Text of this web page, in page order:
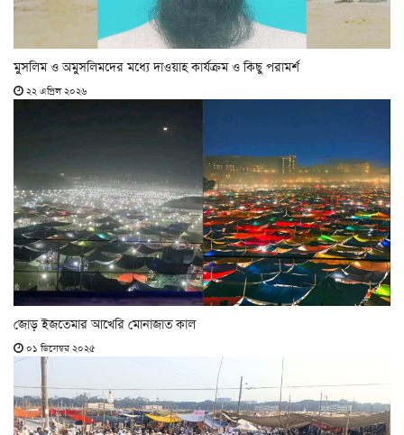
মুসলিম ও অমুসলিমদের মধ্যে দাওয়াহ কার্যক্রম ও কিছু পরামর্শ
২২ এপ্রিল ২০২৬
জোড় ইজতেমার আখেরি মোনাজাত কাল
০১ ডিসেম্বর ২০২৫